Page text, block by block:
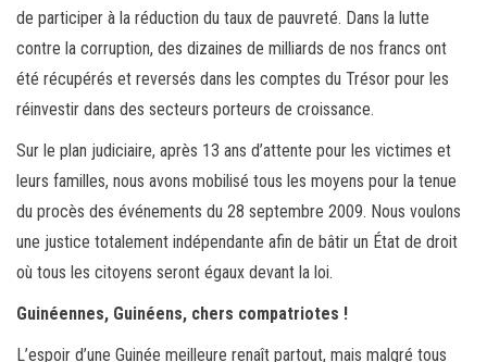
de participer à la réduction du taux de pauvreté. Dans la lutte
contre la corruption, des dizaines de milliards de nos francs ont
été récupérés et reversés dans les comptes du Trésor pour les
réinvestir dans des secteurs porteurs de croissance.
Sur le plan judiciaire, après 13 ans d’attente pour les victimes et
leurs familles, nous avons mobilisé tous les moyens pour la tenue
du procès des événements du 28 septembre 2009. Nous voulons
une justice totalement indépendante afin de bâtir un État de droit
où tous les citoyens seront égaux devant la loi.
Guinéennes, Guinéens, chers compatriotes !
L’espoir d’une Guinée meilleure renaît partout, mais malgré tous